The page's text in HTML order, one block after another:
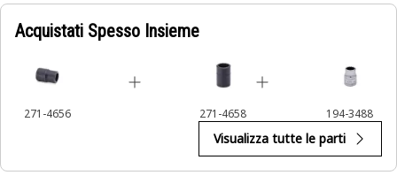
Acquistati Spesso Insieme
271-4656 271-4658 194-3488
Visualizza tutte le parti